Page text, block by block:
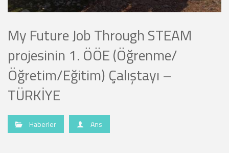
My Future Job Through STEAM
projesinin 1. ÖÖE (Öğrenme/
Öğretim/Eğitim) Çalıştayı –
TÜRKİYE
Haberler Ans